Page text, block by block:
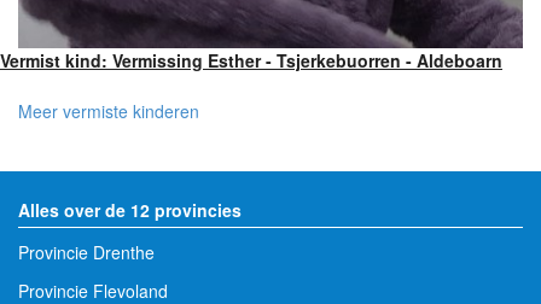
Vermist kind: Vermissing Esther - Tsjerkebuorren - Aldeboarn
Meer vermiste kinderen
Alles over de 12 provincies
Provincie Drenthe
Provincie Flevoland